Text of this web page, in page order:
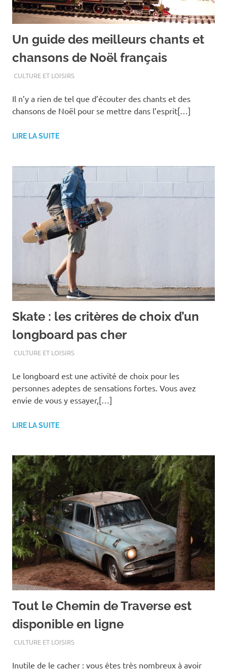
Un guide des meilleurs chants et
chansons de Noël français
OCTOBRE 8, 2022
ASSOEDH
CULTURE ET LOISIRS
Il n’y a rien de tel que d’écouter des chants et des
chansons de Noël pour se mettre dans l’esprit[…]
LIRE LA SUITE
Skate : les critères de choix d’un
longboard pas cher
SEPTEMBRE 20, 2021
ASSOEDH
CULTURE ET LOISIRS
Le longboard est une activité de choix pour les
personnes adeptes de sensations fortes. Vous avez
envie de vous y essayer,[…]
LIRE LA SUITE
Tout le Chemin de Traverse est
disponible en ligne
AOÛT 18, 2020
ASSOEDH
CULTURE ET LOISIRS
Inutile de le cacher : vous êtes très nombreux à avoir